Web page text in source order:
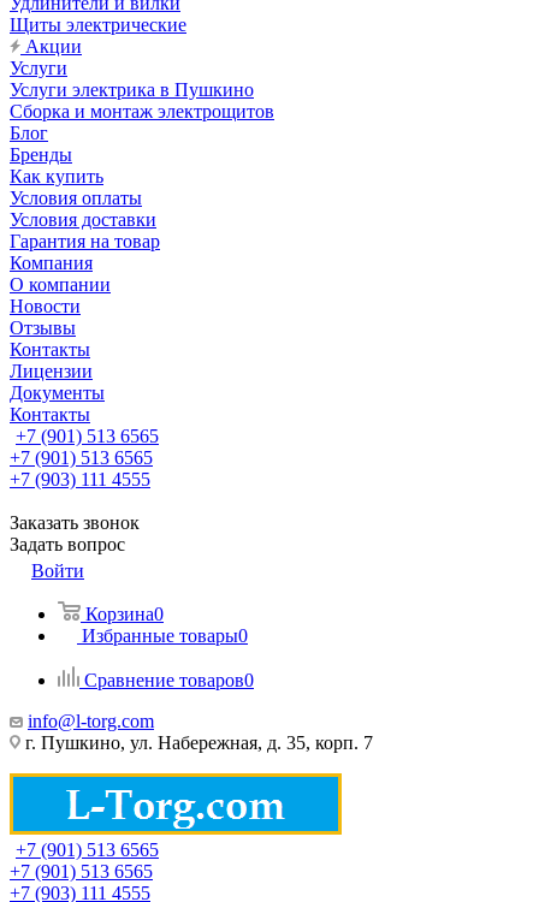
Щиты электрические
Акции
Услуги
Услуги электрика в Пушкино
Сборка и монтаж электрощитов
Блог
Бренды
Как купить
Условия оплаты
Условия доставки
Гарантия на товар
Компания
О компании
Новости
Отзывы
Контакты
Лицензии
Документы
Контакты
+7 (901) 513 6565
+7 (901) 513 6565
+7 (903) 111 4555
Заказать звонок
Задать вопрос
Войти
Корзина0
Избранные товары0
Сравнение товаров0
info@l-torg.com
г. Пушкино, ул. Набережная, д. 35, корп. 7
+7 (901) 513 6565
+7 (901) 513 6565
+7 (903) 111 4555